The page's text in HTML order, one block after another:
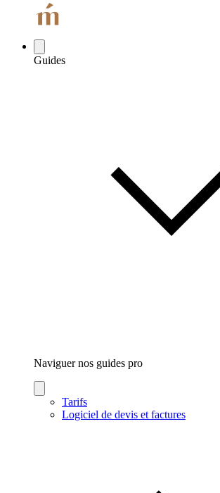
Guides
Naviguer nos guides pro
Tarifs
Logiciel de devis et factures